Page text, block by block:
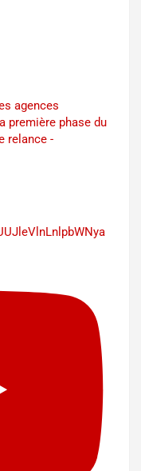
agences
première phase du
relance -